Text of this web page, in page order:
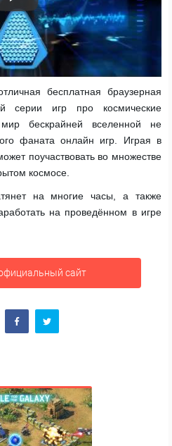
бесплатная браузерная
серии игр про космические
мир бескрайней вселенной не
фаната онлайн игр. Играя в
поучаствовать во множестве
космосе.
на многие часы, а также
на проведённом в игре
сайт